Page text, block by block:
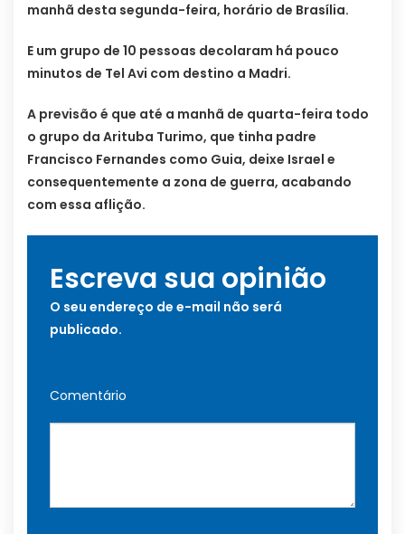
manhã desta segunda-feira, horário de Brasília.
E um grupo de 10 pessoas decolaram há pouco
minutos de Tel Avi com destino a Madri.
A previsão é que até a manhã de quarta-feira todo
o grupo da Arituba Turimo, que tinha padre
Francisco Fernandes como Guia, deixe Israel e
consequentemente a zona de guerra, acabando
com essa aflição.
Escreva sua opinião
O seu endereço de e-mail não será
publicado.
Comentário